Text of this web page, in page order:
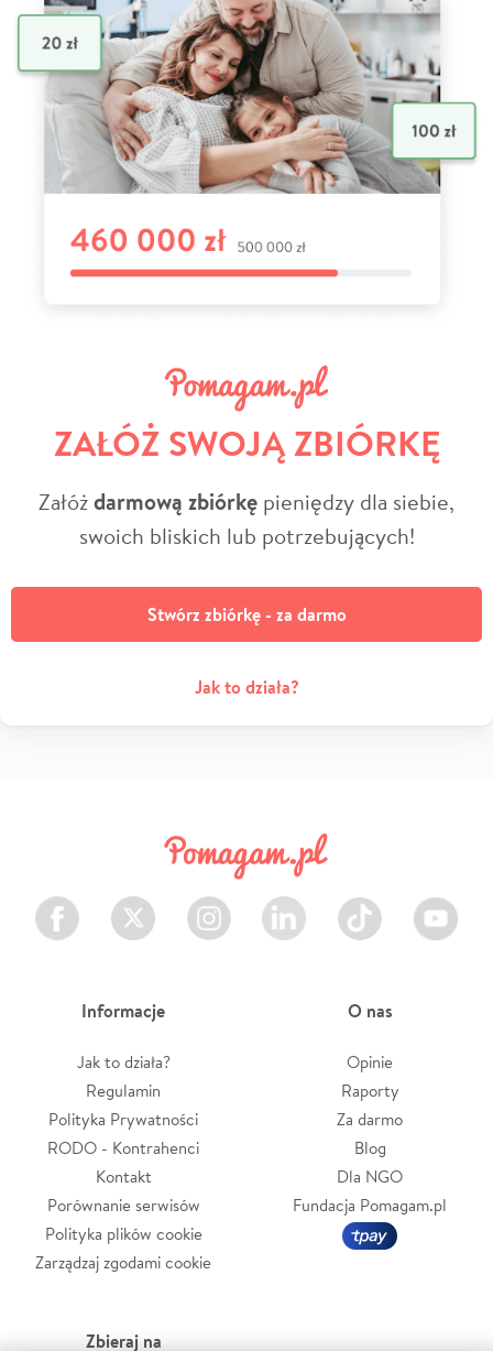
ZAŁÓŻ SWOJĄ ZBIÓRKĘ
Załóżdarmową zbiórkę pieniędzy dla siebie,
swoich bliskich lub potrzebujących!
Stwórz zbiórkę - za darmo
Jak to działa?
Facebook Twitter Instagram LinkedIn TikTok Youtube
Informacje
Jak to działa?
Regulamin
Polityka Prywatności
RODO - Kontrahenci
Kontakt
Porównanie serwisów
Polityka plików cookie
Zarządzaj zgodami cookie
O nas
Opinie
Raporty
Za darmo
Blog
Dla NGO
Fundacja Pomagam.pl
Zbieraj na